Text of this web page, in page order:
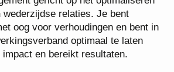
en wederzijdse
met oog voor
in staat het
optimaal te laten renderen.